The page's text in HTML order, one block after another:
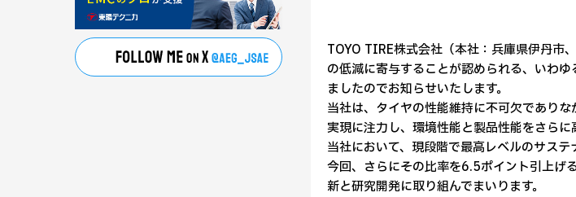
TOYO TIRE株式会社（本社：兵庫県伊丹市
の低減に寄与することが認められる、いわ
ましたのでお知らせいたします。
当社は、タイヤの性能維持に不可欠であり
実現に注力し、環境性能と製品性能をさらに
当社において、現段階で最高レベルのサス
今回、さらにその比率を6.5ポイント引上げ
新と研究開発に取り組んでまいります。